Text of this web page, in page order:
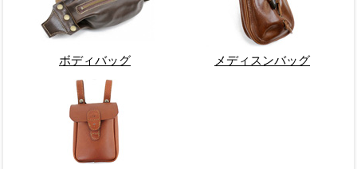
ボディバッグ メディスンバッグ